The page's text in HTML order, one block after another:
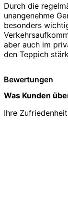
Durch die
unangenehme
besonders
aber auch im
den Teppich
Bewertungen
Was Kunden
Ihre